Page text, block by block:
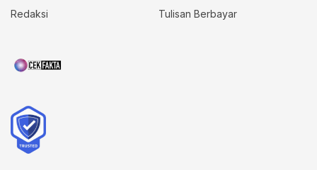
Redaksi
Tulisan Berbayar